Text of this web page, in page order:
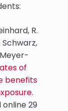
R.
Schwarz,
of
benefits
29